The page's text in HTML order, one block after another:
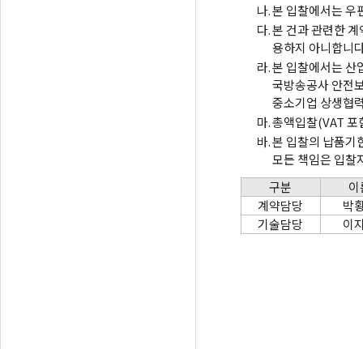
나.본 입찰에서는 우
다.본 건과 관련한
용하지 아니합니
라.본 입찰에서는 산
국방송공사 안전
중소기업 상생협
마.총액입찰(VAT 포
바.본 입찰의 납품기
모든 책임은 입찰
구분
계약담당
박
기술담당
이